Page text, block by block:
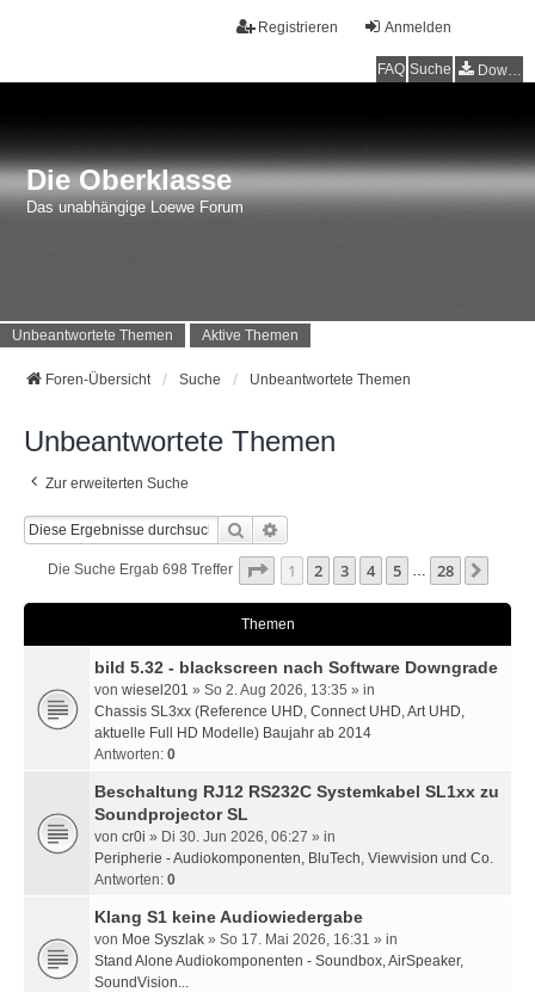
Anmelden
Registrieren
FAQ Suche Downloads
Die Oberklasse
Das unabhängige Loewe Forum
Unbeantwortete Themen Aktive Themen
Foren-Übersicht Suche Unbeantwortete Themen
Unbeantwortete Themen
Zur erweiterten Suche
Suche
Die Suche Ergab 698 Treffer Seite 1Von 28
1 2 3 4 5 … 28
Themen
bild 5.32 - blackscreen nach Software Downgrade
von wiesel201 » So 2. Aug 2026, 13:35 » in
Chassis SL3xx (Reference UHD, Connect UHD, Art UHD,
aktuelle Full HD Modelle) Baujahr ab 2014
Antworten: 0
Beschaltung RJ12 RS232C Systemkabel SL1xx zu
Soundprojector SL
von cr0i » Di 30. Jun 2026, 06:27 » in
Peripherie - Audiokomponenten, BluTech, Viewvision und Co.
Antworten: 0
Klang S1 keine Audiowiedergabe
von Moe Syszlak » So 17. Mai 2026, 16:31 » in
Stand Alone Audiokomponenten - Soundbox, AirSpeaker,
SoundVision...